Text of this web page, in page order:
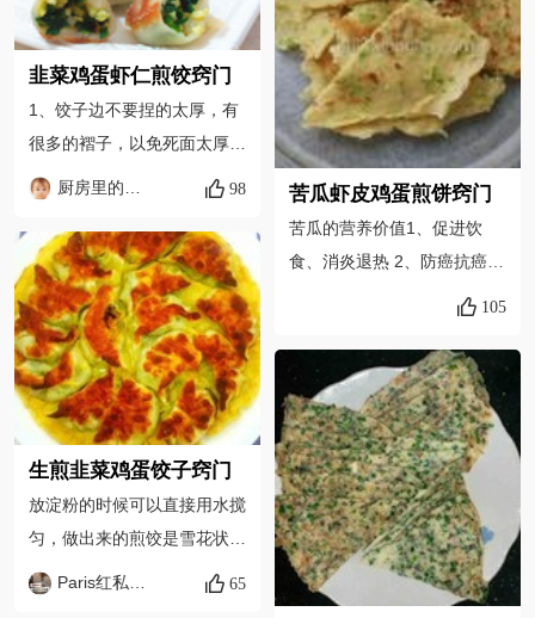
韭菜鸡蛋虾仁煎饺窍门
1、饺子边不要捏的太厚，有
很多的褶子，以免死面太厚，
影响口感； 2、煎饺子时要小
入后就要加油，可以包裹韭
菜，避免韭菜直接接触盐分被
盐煞出水分。盐要后放，也是
为了避免韭菜煞出水分。
厨房里的太后 98
生煎韭菜鸡蛋饺子窍门
放淀粉的时候可以直接用水搅
匀，做出来的煎饺是雪花状
的。 Paris红每天需要补充大
Paris红私厨手做 65
苦瓜虾皮鸡蛋煎饼窍门
苦瓜的营养价值1、促进饮
食、消炎退热 2、防癌抗癌
3、降低血糖中医认为，因苦
食。虾皮的营养价值1、虾皮
中含有丰富的蛋白质和矿物
质，尤其是钙的含量极为丰
富，有“钙库”之称，是缺钙者
补钙的较佳途径。2、 虾皮中
含有丰富的镁元素，镁对心脏
活动具有重要的调节作用，能
很好地保护心血管系统，可减
105